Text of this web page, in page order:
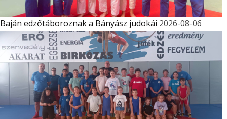
Baján edzőtáboroznak a Bányász judokái 2026-08-06